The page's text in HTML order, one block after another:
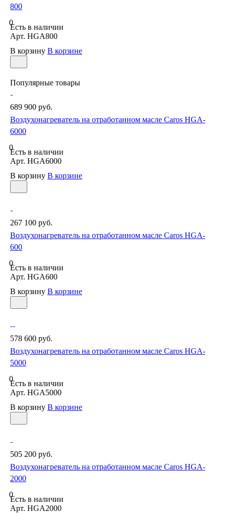
800
0
Есть в наличии
Арт. HGA800
В корзину В корзине
Популярные товары
689 900 руб.
Воздухонагреватель на отработанном масле Caros HGA-
6000
0
Есть в наличии
Арт. HGA6000
В корзину В корзине
267 100 руб.
Воздухонагреватель на отработанном масле Caros HGA-
600
0
Есть в наличии
Арт. HGA600
В корзину В корзине
578 600 руб.
Воздухонагреватель на отработанном масле Caros HGA-
5000
0
Есть в наличии
Арт. HGA5000
В корзину В корзине
505 200 руб.
Воздухонагреватель на отработанном масле Caros HGA-
2000
0
Есть в наличии
Арт. HGA2000